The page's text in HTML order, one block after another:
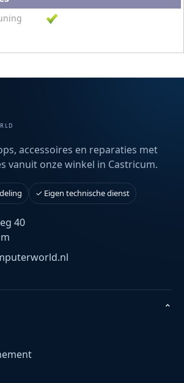
accessoires en reparaties met
vanuit onze winkel in Castricum.
✓ Eigen technische dienst
40
⌄